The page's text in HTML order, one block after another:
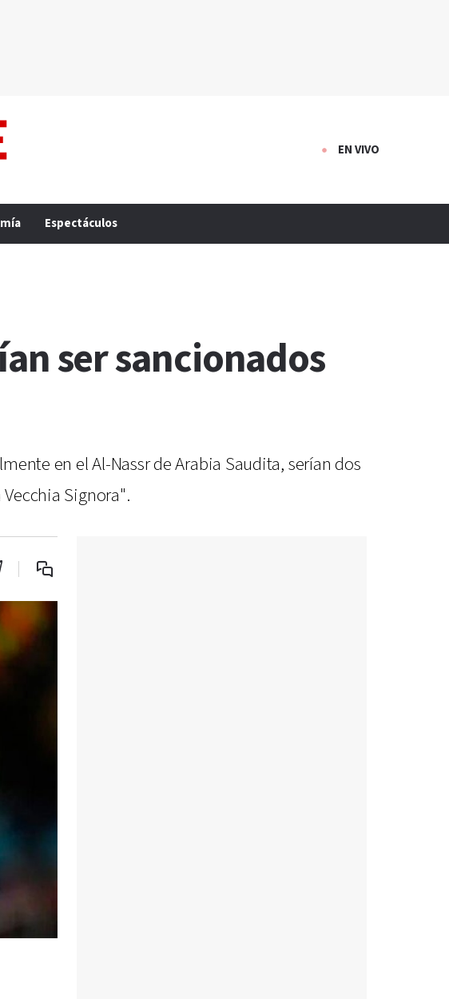
EN VIVO
Espectáculos
ser sancionados
en el Al-Nassr de Arabia Saudita, serían dos
Signora".